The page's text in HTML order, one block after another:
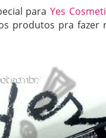
paraYes
produtos pra fazer